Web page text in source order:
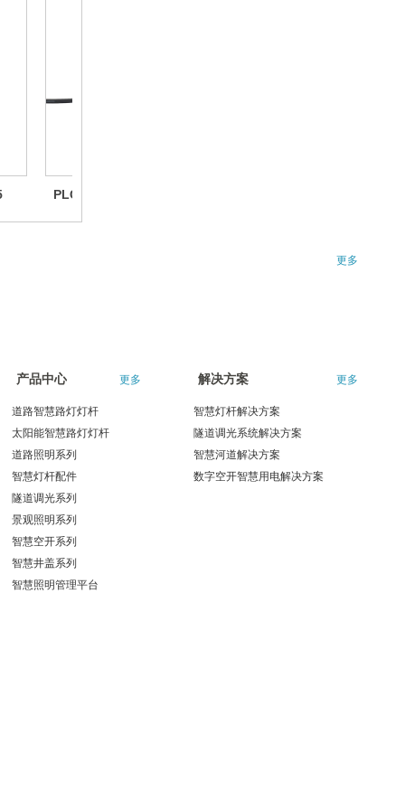
PLC单灯控制器XCL01-HPLC
更多
产品中心 更多
道路智慧路灯灯杆
太阳能智慧路灯灯杆
道路照明系列
智慧灯杆配件
隧道调光系列
景观照明系列
智慧空开系列
智慧井盖系列
智慧照明管理平台
解决方案 更多
智慧灯杆解决方案
隧道调光系统解决方案
智慧河道解决方案
数字空开智慧用电解决方案